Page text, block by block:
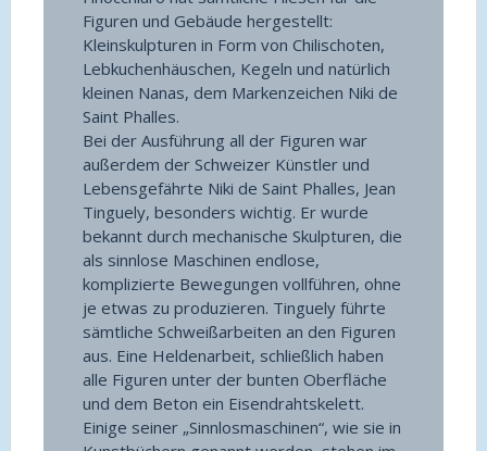
Figuren und Gebäude hergestellt:
Kleinskulpturen in Form von Chilischoten,
Lebkuchenhäuschen, Kegeln und natürlich
kleinen Nanas, dem Markenzeichen Niki de
Saint Phalles.
Bei der Ausführung all der Figuren war
außerdem der Schweizer Künstler und
Lebensgefährte Niki de Saint Phalles, Jean
Tinguely, besonders wichtig. Er wurde
bekannt durch mechanische Skulpturen, die
als sinnlose Maschinen endlose,
komplizierte Bewegungen vollführen, ohne
je etwas zu produzieren. Tinguely führte
sämtliche Schweißarbeiten an den Figuren
aus. Eine Heldenarbeit, schließlich haben
alle Figuren unter der bunten Oberfläche
und dem Beton ein Eisendrahtskelett.
Einige seiner „Sinnlosmaschinen“, wie sie in